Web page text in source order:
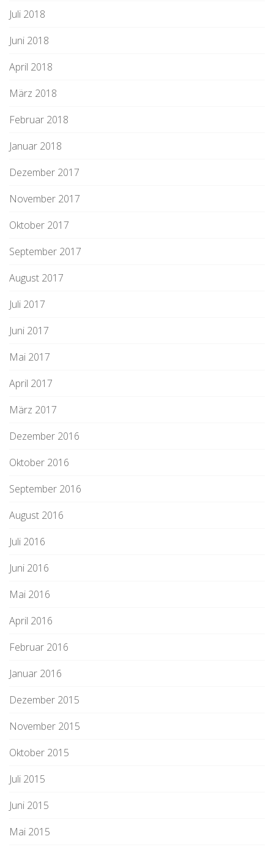
Juli 2018
Juni 2018
April 2018
März 2018
Februar 2018
Januar 2018
Dezember 2017
November 2017
Oktober 2017
September 2017
August 2017
Juli 2017
Juni 2017
Mai 2017
April 2017
März 2017
Dezember 2016
Oktober 2016
September 2016
August 2016
Juli 2016
Juni 2016
Mai 2016
April 2016
Februar 2016
Januar 2016
Dezember 2015
November 2015
Oktober 2015
Juli 2015
Juni 2015
Mai 2015